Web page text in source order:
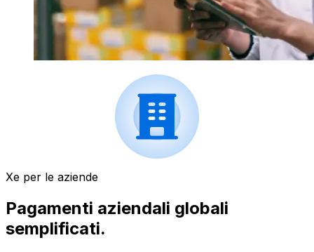
Xe per le aziende
Pagamenti aziendali globali
semplificati.